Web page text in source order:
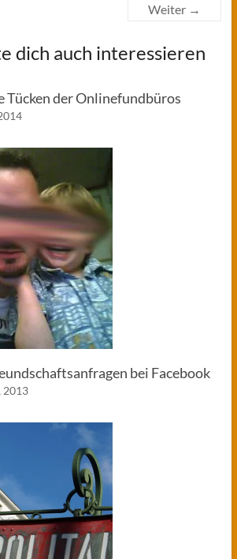
Weiter →
dich auch interessieren
Tücken der Onlinefundbüros
bei Facebook
2013